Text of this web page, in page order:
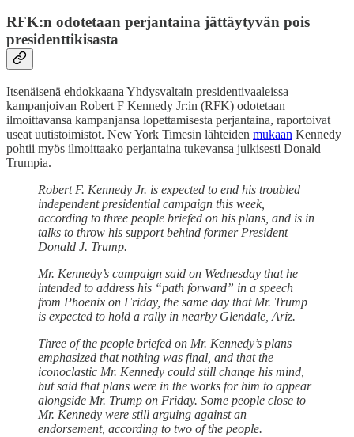
RFK:n odotetaan perjantaina jättäytyvän pois
presidenttikisasta
Itsenäisenä ehdokkaana Yhdysvaltain presidentivaaleissa
kampanjoivan Robert F Kennedy Jr:in (RFK) odotetaan
ilmoittavansa kampanjansa lopettamisesta perjantaina, raportoivat
useat uutistoimistot. New York Timesin lähteiden mukaan Kennedy
pohtii myös ilmoittaako perjantaina tukevansa julkisesti Donald
Trumpia.
Robert F. Kennedy Jr. is expected to end his troubled
independent presidential campaign this week,
according to three people briefed on his plans, and is in
talks to throw his support behind former President
Donald J. Trump.
Mr. Kennedy’s campaign said on Wednesday that he
intended to address his “path forward” in a speech
from Phoenix on Friday, the same day that Mr. Trump
is expected to hold a rally in nearby Glendale, Ariz.
Three of the people briefed on Mr. Kennedy’s plans
emphasized that nothing was final, and that the
iconoclastic Mr. Kennedy could still change his mind,
but said that plans were in the works for him to appear
alongside Mr. Trump on Friday. Some people close to
Mr. Kennedy were still arguing against an
endorsement, according to two of the people.